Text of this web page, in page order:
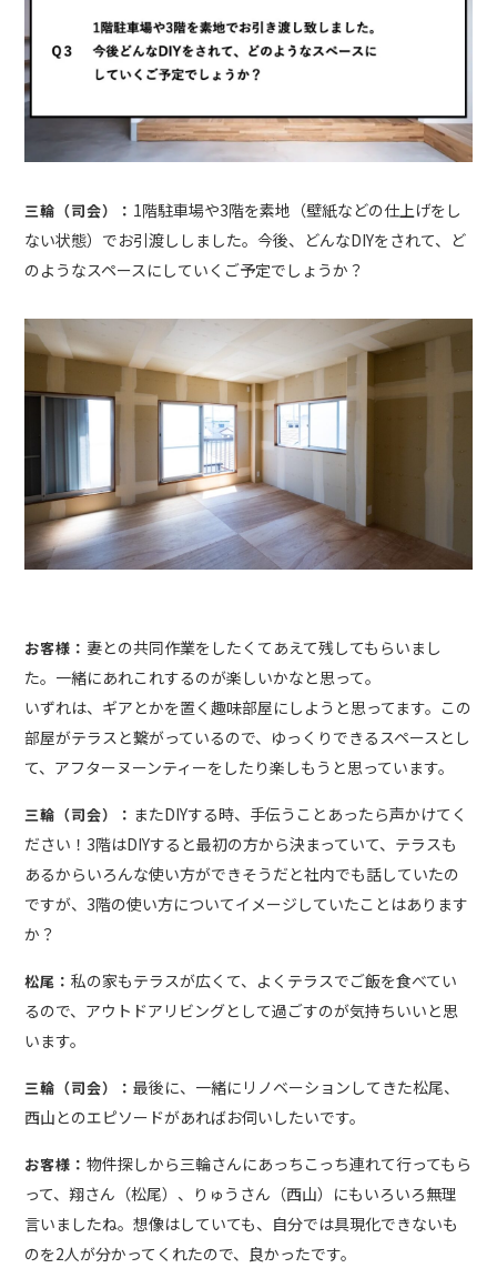
三輪（司会）： 1階駐車場や3階を素地（壁紙などの仕上げをし
ない状態）でお引渡ししました。今後、どんなDIYをされて、ど
のようなスペースにしていくご予定でしょうか？
お客様： 妻との共同作業をしたくてあえて残してもらいまし
た。一緒にあれこれするのが楽しいかなと思って。
いずれは、ギアとかを置く趣味部屋にしようと思ってます。この
部屋がテラスと繋がっているので、ゆっくりできるスペースとし
て、アフターヌーンティーをしたり楽しもうと思っています。
三輪（司会）： またDIYする時、手伝うことあったら声かけてく
ださい！3階はDIYすると最初の方から決まっていて、テラスも
あるからいろんな使い方ができそうだと社内でも話していたの
ですが、3階の使い方についてイメージしていたことはあります
か？
松尾：私の家もテラスが広くて、よくテラスでご飯を食べてい
るので、アウトドアリビングとして過ごすのが気持ちいいと思
います。
三輪（司会）：最後に、一緒にリノベーションしてきた松尾、
西山とのエピソードがあればお伺いしたいです。
お客様：物件探しから三輪さんにあっちこっち連れて行ってもら
って、翔さん（松尾）、りゅうさん（西山）にもいろいろ無理
言いましたね。想像はしていても、自分では具現化できないも
のを2人が分かってくれたので、良かったです。